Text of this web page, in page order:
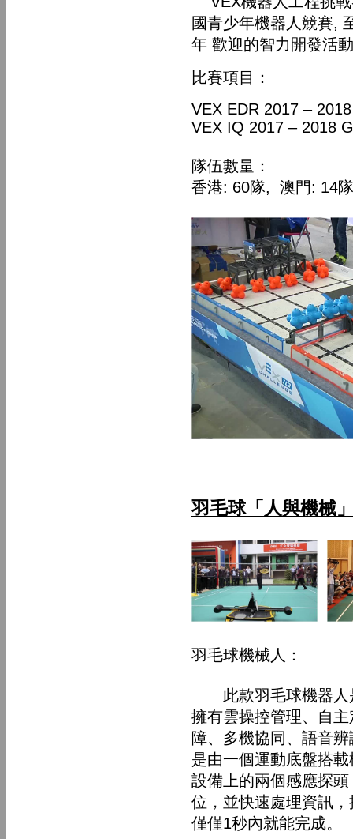
國青少年機器人競賽,
年 歡迎的智力開發活
比賽項目：
VEX EDR 2017 –
VEX IQ 2017 – 2018
隊伍數量：
香港: 60隊, 澳門: 14
羽毛球「人與機械
羽毛球機械人：
此款羽毛球機器
擁有雲操控管理、自
障、多機協同、語音
是由一個運動底盤搭
設備上的兩個感應探
位，並快速處理資訊
僅僅1秒內就能完成。